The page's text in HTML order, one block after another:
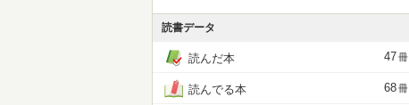
読書データ
読んだ本 47冊
読んでる本 68冊